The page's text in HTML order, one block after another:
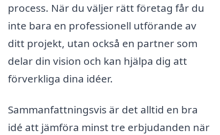
process. När du väljer rätt företag får du
inte bara en professionell utförande av
ditt projekt, utan också en partner som
delar din vision och kan hjälpa dig att
förverkliga dina idéer.
Sammanfattningsvis är det alltid en bra
idé att jämföra minst tre erbjudanden när